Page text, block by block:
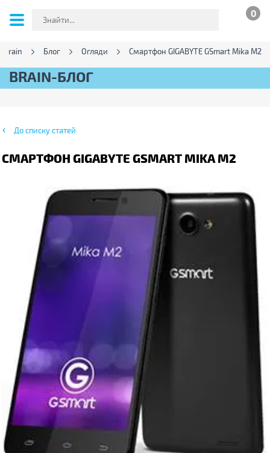
0
Brain Блог Огляди Смартфон GIGABYTE GSmart Mika M2
BRAIN-БЛОГ
До списку статей
СМАРТФОН GIGABYTE GSMART MIKA M2